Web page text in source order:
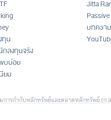
ทุน
กลงทุนจริง
บบ่อย
ยม
Jitta
บทความ
รกำกับหลักทรัพย์และตลาดหลักทรัพย์ (ก
วไม่ถือเป็นคำเสนอ คำแนะนำ คำเชิญชว
ไม่สามารถใช้เป็นหลักประกันผลตอบแทน